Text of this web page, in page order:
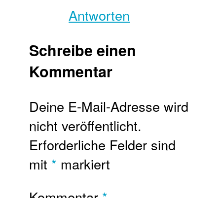
Antworten
Schreibe einen
Kommentar
Deine E-Mail-Adresse wird
nicht veröffentlicht.
Erforderliche Felder sind
mit * markiert